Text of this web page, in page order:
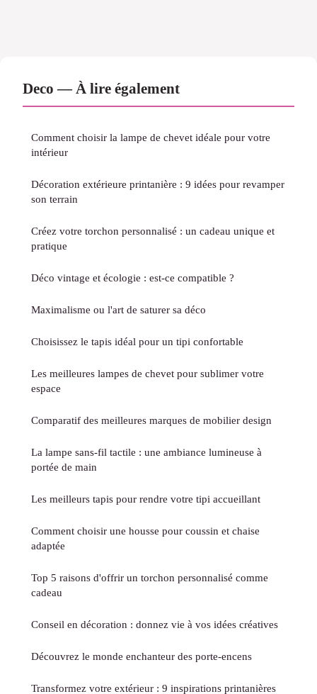
Deco — À lire également
Comment choisir la lampe de chevet idéale pour votre
intérieur
Décoration extérieure printanière : 9 idées pour revamper
son terrain
Créez votre torchon personnalisé : un cadeau unique et
pratique
Déco vintage et écologie : est-ce compatible ?
Maximalisme ou l'art de saturer sa déco
Choisissez le tapis idéal pour un tipi confortable
Les meilleures lampes de chevet pour sublimer votre
espace
Comparatif des meilleures marques de mobilier design
La lampe sans-fil tactile : une ambiance lumineuse à
portée de main
Les meilleurs tapis pour rendre votre tipi accueillant
Comment choisir une housse pour coussin et chaise
adaptée
Top 5 raisons d'offrir un torchon personnalisé comme
cadeau
Conseil en décoration : donnez vie à vos idées créatives
Découvrez le monde enchanteur des porte-encens
Transformez votre extérieur : 9 inspirations printanières